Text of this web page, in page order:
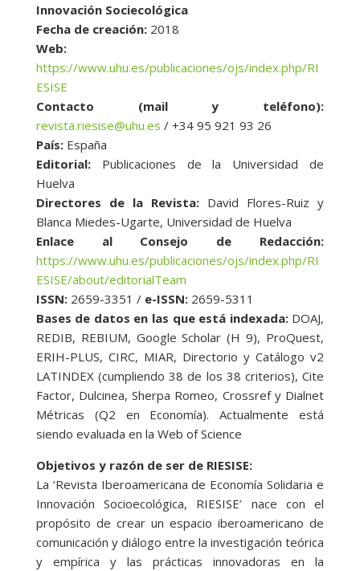
Innovación Sociecológica
Fecha de creación:2018
Web:
https://www.uhu.es/publicaciones/ojs/index.php/RI
ESISE
Contacto (mail y teléfono):
revista.riesise@uhu.es / +34 95 921 93 26
País:España
Editorial:Publicaciones de la Universidad de
Huelva
Directores de la Revista: David Flores-Ruiz y
Blanca Miedes-Ugarte, Universidad de Huelva
Enlace al Consejo de Redacción:
https://www.uhu.es/publicaciones/ojs/index.php/RI
ESISE/about/editorialTeam
ISSN:2659-3351 / e-ISSN:2659-5311
Bases de datos en las que está indexada: DOAJ,
REDIB, REBIUM, Google Scholar (H 9), ProQuest,
ERIH-PLUS, CIRC, MIAR, Directorio y Catálogo v2
LATINDEX (cumpliendo 38 de los 38 criterios), Cite
Factor, Dulcinea, Sherpa Romeo, Crossref y Dialnet
Métricas (Q2 en Economía). Actualmente está
siendo evaluada en la Web of Science
Objetivos y razón de ser de RIESISE:
La ‘Revista Iberoamericana de Economía Solidaria e
Innovación Socioecológica, RIESISE’ nace con el
propósito de crear un espacio iberoamericano de
comunicación y diálogo entre la investigación teórica
y empírica y las prácticas innovadoras en la